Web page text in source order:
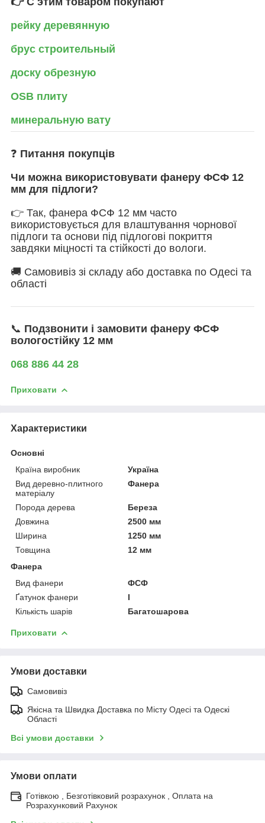
рейку деревянную
брус строительный
доску обрезную
OSB плиту
минеральную вату
❓ Питання покупців
Чи можна використовувати фанеру ФСФ 12
мм для підлоги?
👉 Так, фанера ФСФ 12 мм часто
використовується для влаштування чорнової
підлоги та основи під підлогові покриття
завдяки міцності та стійкості до вологи.
🚚 Самовивіз зі складу або доставка по Одесі та
області
📞 Подзвонити і замовити фанеру ФСФ
вологостійку 12 мм
068 886 44 28
Приховати
Характеристики
Основні
Країна виробник
Україна
Вид деревно-плитного
матеріалу
Фанера
Порода дерева
Береза
Довжина
2500 мм
Ширина
1250 мм
Товщина
12 мм
Фанера
Вид фанери
ФСФ
Ґатунок фанери
I
Кількість шарів
Багатошарова
Приховати
Умови доставки
Самовивіз
Якісна та Швидка Доставка по Місту Одесі та Одескі
Області
Всі умови доставки
Умови оплати
Готівкою , Безготівковий розрахунок , Оплата на
Розрахунковий Рахунок